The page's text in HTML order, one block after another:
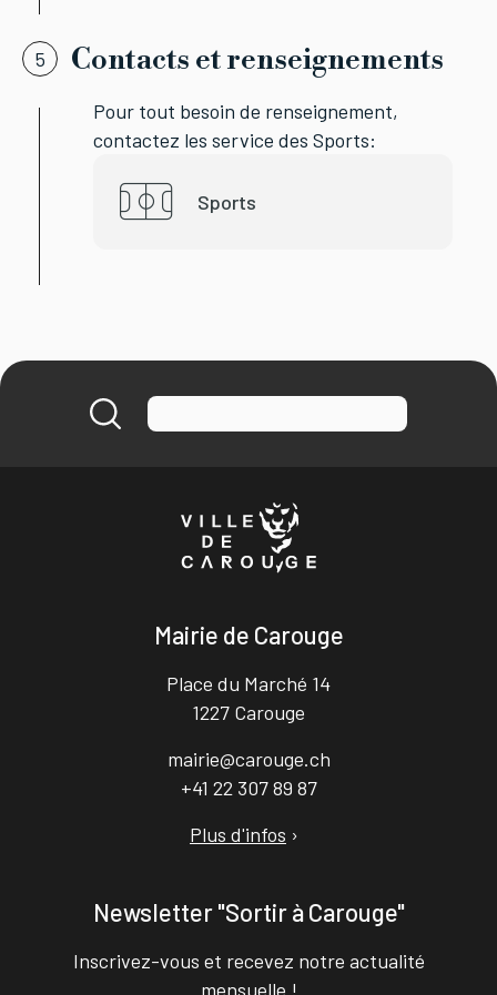
5 Contacts et renseignements
Pour tout besoin de renseignement,
contactez les service des Sports:
Sports
Mairie de Carouge
Place du Marché 14
1227 Carouge
mairie@carouge.ch
+41 22 307 89 87
Plus d'infos ›
Newsletter "Sortir à Carouge"
Inscrivez-vous et recevez notre actualité
mensuelle !